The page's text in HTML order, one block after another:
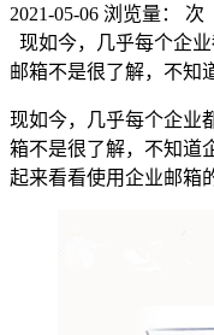
2021-05-06 浏览量：
次
现如今，几乎每个企
邮箱不是很了解，不知
现如今，几乎每个企业
箱不是很了解，不知道
起来看看使用企业邮箱